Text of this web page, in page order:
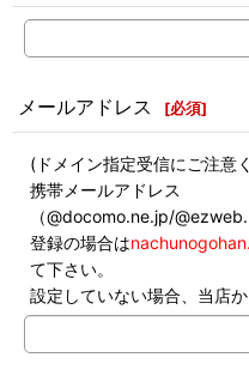
メールアドレス [必須]
(ドメイン指定受信にご注意
携帯メールアドレス
（@docomo.ne.jp/
登録の場合は
て下さい。
設定していない場合、当店